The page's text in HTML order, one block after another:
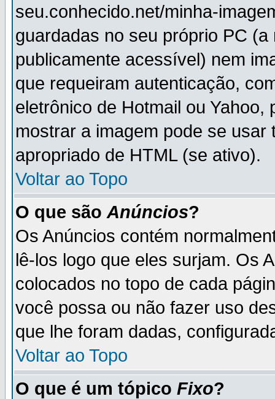
seu.conhecido.net/minha-
guardadas no seu próprio PC
publicamente acessível) nem
que requeiram autenticação,
eletrônico de Hotmail ou
mostrar a imagem pode se
apropriado de HTML (se ativo).
Voltar ao Topo
O que são Anúncios?
Os Anúncios contém
lê-los logo que eles surjam. Os
colocados no topo de cada
você possa ou não fazer uso
que lhe foram dadas,
Voltar ao Topo
O que é um tópico Fixo?